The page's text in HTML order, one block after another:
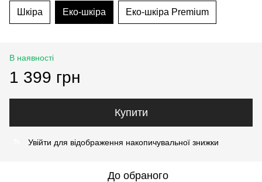
Шкіра Еко-шкіра Еко-шкіра Premium
В наявності
1 399 грн
Купити
Увійти для відображення накопичувальної знижки
До обраного